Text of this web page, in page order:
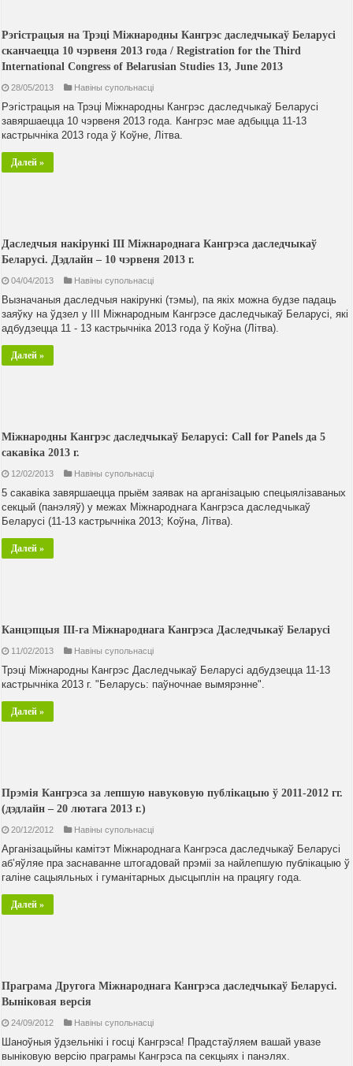
Рэгістрацыя на Трэці Міжнародны Кангрэс даследчыкаў Беларусі
сканчаецца 10 чэрвеня 2013 года / Registration for the Third
International Congress of Belarusian Studies 13, June 2013
28/05/2013 Навiны супольнасцi
Рэгістрацыя на Трэці Міжнародны Кангрэс даследчыкаў Беларусі
завяршаецца 10 чэрвеня 2013 года. Кангрэс мае адбыцца 11-13
кастрычніка 2013 года ў Коўне, Літва.
Далей »
Даследчыя накірункі III Міжнароднага Кангрэса даследчыкаў
Беларусі. Дэдлайн – 10 чэрвеня 2013 г.
04/04/2013 Навiны супольнасцi
Вызначаныя даследчыя накірункі (тэмы), па якіх можна будзе падаць
заяўку на ўдзел у III Міжнародным Кангрэсе даследчыкаў Беларусі, які
адбудзецца 11 - 13 кастрычніка 2013 года ў Коўна (Літва).
Далей »
Міжнародны Кангрэс даследчыкаў Беларусі: Call for Panels да 5
сакавіка 2013 г.
12/02/2013 Навiны супольнасцi
5 сакавіка завяршаецца прыём заявак на арганізацыю спецыялізаваных
секцый (панэляў) у межах Міжнароднага Кангрэса даследчыкаў
Беларусі (11-13 кастрычніка 2013; Коўна, Літва).
Далей »
Канцэпцыя III-га Міжнароднага Кангрэса Даследчыкаў Беларусі
11/02/2013 Навiны супольнасцi
Трэці Міжнародны Кангрэс Даследчыкаў Беларусі адбудзецца 11-13
кастрычніка 2013 г. "Беларусь: паўночнае вымярэнне".
Далей »
Прэмія Кангрэса за лепшую навуковую публікацыю ў 2011-2012 гг.
(дэдлайн – 20 лютага 2013 г.)
20/12/2012 Навiны супольнасцi
Арганізацыйны камітэт Міжнароднага Кангрэса даследчыкаў Беларусі
аб’яўляе пра заснаванне штогадовай прэміі за найлепшую публікацыю ў
галіне сацыяльных і гуманітарных дысцыплін на працягу года.
Далей »
Праграма Другога Міжнароднага Кангрэса даследчыкаў Беларусі.
Выніковая версія
24/09/2012 Навiны супольнасцi
Шаноўныя ўдзельнікі і госці Кангрэса! Прадстаўляем вашай увазе
выніковую версію праграмы Кангрэса па секцыях і панэлях.